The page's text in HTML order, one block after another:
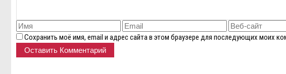
Сохранить моё имя, email и адрес сайта в этом браузере для последующих моих